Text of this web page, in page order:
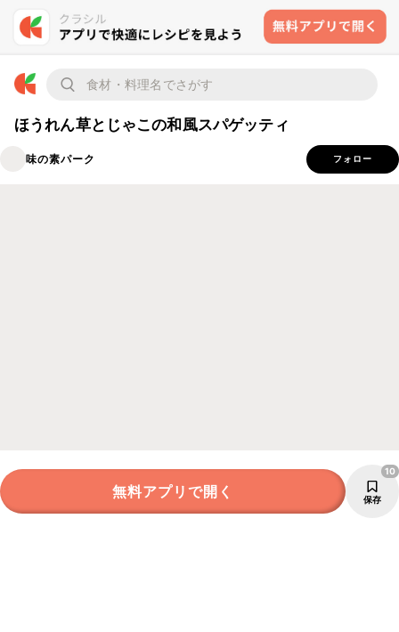
ほうれん草とじゃこの和風スパゲッティ
味の素パーク フォロー
無料アプリで開く 保存
10